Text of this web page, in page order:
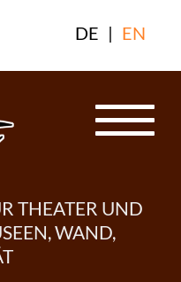
DE | EN
THEATER UND
WAND,